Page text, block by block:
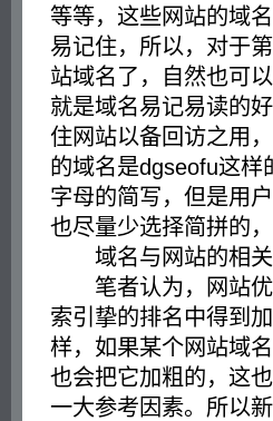
等等，这些网站的域
易记住，所以，对于
站域名了，自然也可
就是域名易记易读的
住网站以备回访之用
的域名是dgseofu这样
字母的简写，但是用
也尽量少选择简拼的
域名与网站的相关
笔者认为，网站优
索引挚的排名中得到
样，如果某个网站域
也会把它加粗的，这
一大参考因素。所以